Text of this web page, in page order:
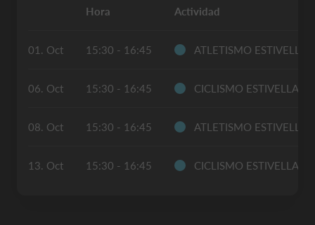
Hora Actividad
01. Oct 15:30 - 16:45 ATLETISMO ESTIVELLA
06. Oct 15:30 - 16:45 CICLISMO ESTIVELLA
08. Oct 15:30 - 16:45 ATLETISMO ESTIVELLA
13. Oct 15:30 - 16:45 CICLISMO ESTIVELLA